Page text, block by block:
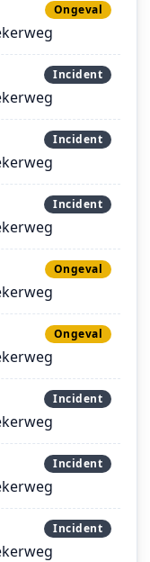
Ongeval
Incident
Incident
Incident
Ongeval
Ongeval
Incident
Incident
Incident